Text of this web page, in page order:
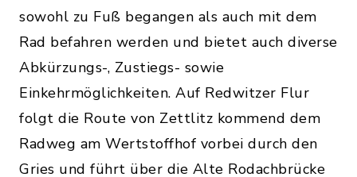
sowohl zu Fuß begangen als auch mit dem
Rad befahren werden und bietet auch diverse
Abkürzungs-, Zustiegs- sowie
Einkehrmöglichkeiten. Auf Redwitzer Flur
folgt die Route von Zettlitz kommend dem
Radweg am Wertstoffhof vorbei durch den
Gries und führt über die Alte Rodachbrücke